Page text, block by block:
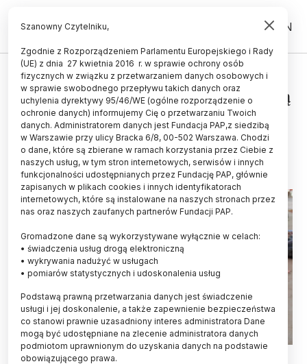
PL EN
ŚWIAT
Rdzenni mieszkańcy Andów trawią
ziemniaki najlepiej
08.05.2026
aktualizacja: 08.05.2026
4 minuty czytania
EPA/MARTIN ALIPAZ 20.04.2007
Szanowny Czytelniku,
Zgodnie z Rozporządzeniem Parlamentu Europejskiego i Rady
(UE) z dnia 27 kwietnia 2016 r. w sprawie ochrony osób
fizycznych w związku z przetwarzaniem danych osobowych i
w sprawie swobodnego przepływu takich danych oraz
uchylenia dyrektywy 95/46/WE (ogólne rozporządzenie o
ochronie danych) informujemy Cię o przetwarzaniu Twoich
danych. Administratorem danych jest Fundacja PAP,z siedzibą
w Warszawie przy ulicy Bracka 6/8, 00-502 Warszawa. Chodzi
o dane, które są zbierane w ramach korzystania przez Ciebie z
naszych usług, w tym stron internetowych, serwisów i innych
funkcjonalności udostępnianych przez Fundację PAP, głównie
zapisanych w plikach cookies i innych identyfikatorach
internetowych, które są instalowane na naszych stronach przez
nas oraz naszych zaufanych partnerów Fundacji PAP.
Gromadzone dane są wykorzystywane wyłącznie w celach:
• świadczenia usług drogą elektroniczną
• wykrywania nadużyć w usługach
• pomiarów statystycznych i udoskonalenia usług
Podstawą prawną przetwarzania danych jest świadczenie
usługi i jej doskonalenie, a także zapewnienie bezpieczeństwa
co stanowi prawnie uzasadniony interes administratora Dane
mogą być udostępniane na zlecenie administratora danych
podmiotom uprawnionym do uzyskania danych na podstawie
obowiązującego prawa.